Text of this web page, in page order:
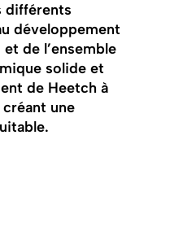
différents
développement
de l’ensemble
solide et
de Heetch à
une